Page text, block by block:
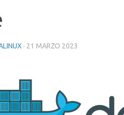
· 21 MARZO 2023